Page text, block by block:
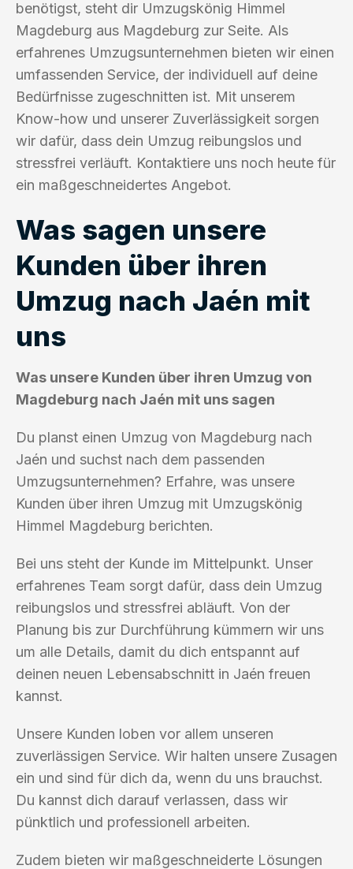
benötigst, steht dir Umzugskönig Himmel
Magdeburg aus Magdeburg zur Seite. Als
erfahrenes Umzugsunternehmen bieten wir einen
umfassenden Service, der individuell auf deine
Bedürfnisse zugeschnitten ist. Mit unserem
Know-how und unserer Zuverlässigkeit sorgen
wir dafür, dass dein Umzug reibungslos und
stressfrei verläuft. Kontaktiere uns noch heute für
ein maßgeschneidertes Angebot.
Was sagen unsere
Kunden über ihren
Umzug nach Jaén mit
uns
Was unsere Kunden über ihren Umzug von
Magdeburg nach Jaén mit uns sagen
Du planst einen Umzug von Magdeburg nach
Jaén und suchst nach dem passenden
Umzugsunternehmen? Erfahre, was unsere
Kunden über ihren Umzug mit Umzugskönig
Himmel Magdeburg berichten.
Bei uns steht der Kunde im Mittelpunkt. Unser
erfahrenes Team sorgt dafür, dass dein Umzug
reibungslos und stressfrei abläuft. Von der
Planung bis zur Durchführung kümmern wir uns
um alle Details, damit du dich entspannt auf
deinen neuen Lebensabschnitt in Jaén freuen
kannst.
Unsere Kunden loben vor allem unseren
zuverlässigen Service. Wir halten unsere Zusagen
ein und sind für dich da, wenn du uns brauchst.
Du kannst dich darauf verlassen, dass wir
pünktlich und professionell arbeiten.
Zudem bieten wir maßgeschneiderte Lösungen